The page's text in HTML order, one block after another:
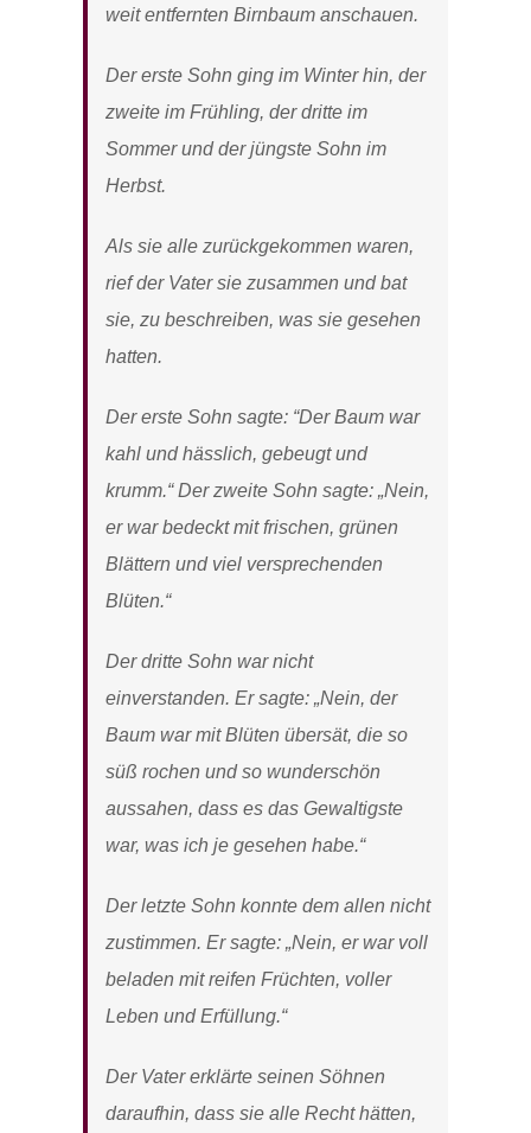
weit entfernten Birnbaum anschauen.
Der erste Sohn ging im Winter hin, der
zweite im Frühling, der dritte im
Sommer und der jüngste Sohn im
Herbst.
Als sie alle zurückgekommen waren,
rief der Vater sie zusammen und bat
sie, zu beschreiben, was sie gesehen
hatten.
Der erste Sohn sagte: “Der Baum war
kahl und hässlich, gebeugt und
krumm.“ Der zweite Sohn sagte: „Nein,
er war bedeckt mit frischen, grünen
Blättern und viel versprechenden
Blüten.“
Der dritte Sohn war nicht
einverstanden. Er sagte: „Nein, der
Baum war mit Blüten übersät, die so
süß rochen und so wunderschön
aussahen, dass es das Gewaltigste
war, was ich je gesehen habe.“
Der letzte Sohn konnte dem allen nicht
zustimmen. Er sagte: „Nein, er war voll
beladen mit reifen Früchten, voller
Leben und Erfüllung.“
Der Vater erklärte seinen Söhnen
daraufhin, dass sie alle Recht hätten,